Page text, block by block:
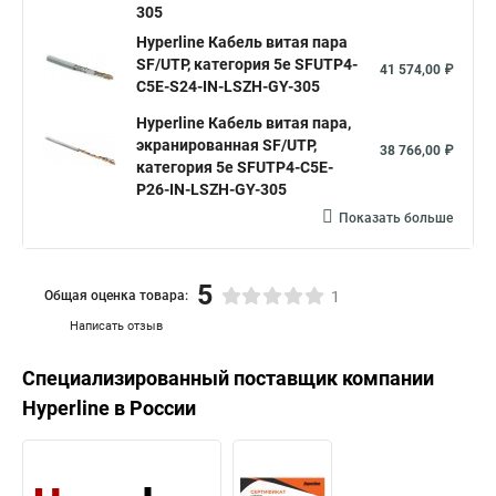
305
Hyperline Кабель витая пара
SF/UTP, категория 5e SFUTP4-
C5E-S24-IN-LSZH-GY-305
41 574,00 ₽
Hyperline Кабель витая пара,
экранированная SF/UTP,
категория 5e SFUTP4-C5E-
P26-IN-LSZH-GY-305
38 766,00 ₽
Показать больше
Написать отзыв
Общая оценка товара: 5 1
Специализированный поставщик компании
Hyperline в России